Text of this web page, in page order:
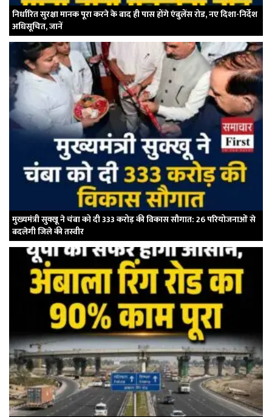
निर्धारित सुरक्षा मानक पूरा करने के बाद ही पास होंगे एंबुलेंस रोड, नए दिशा-निर्देश
अधिसूचित, जानें
मुख्यमंत्री सुक्खू ने चंबा को दी 333 करोड़ की विकास सौगात: 26 परियोजनाओं से
बदलेगी जिले की तस्वीर